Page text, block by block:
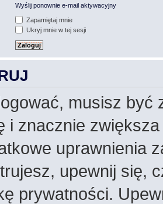
Wyślij ponownie e-mail aktywacyjny
Zapamiętaj mnie
Ukryj mnie w tej sesji
musisz być
i znacznie
uprawnienia
upewnij się,
prywatności.